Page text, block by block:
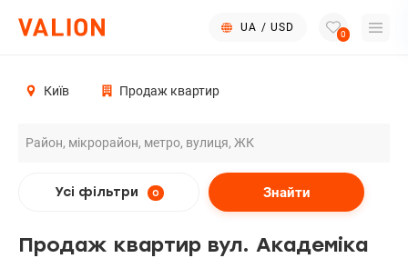
UA / USD
0
Київ Продаж квартир
Усі фільтри 0 Знайти
Продаж квартир вул. Академіка